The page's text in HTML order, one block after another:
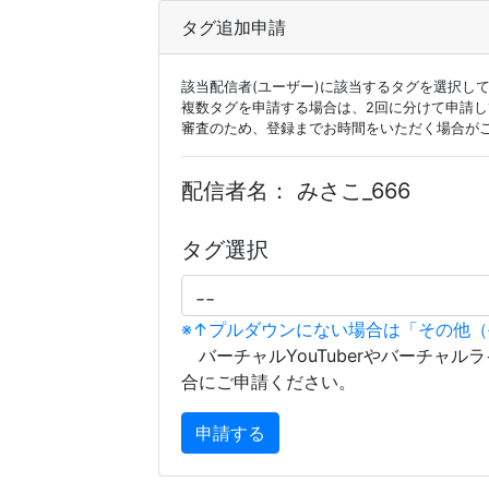
タグ追加申請
該当配信者(ユーザー)に該当するタグを選択し
複数タグを申請する場合は、2回に分けて申請
審査のため、登録までお時間をいただく場合が
配信者名： みさこ_666
タグ選択
※↑プルダウンにない場合は「その他
バーチャルYouTuberやバーチャル
合にご申請ください。
申請する